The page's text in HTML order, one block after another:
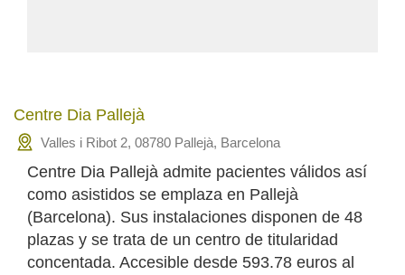
Centre Dia Pallejà
Valles i Ribot 2, 08780 Pallejà, Barcelona
Centre Dia Pallejà admite pacientes válidos así
como asistidos se emplaza en Pallejà
(Barcelona). Sus instalaciones disponen de 48
plazas y se trata de un centro de titularidad
concentada. Accesible desde 593.78 euros al